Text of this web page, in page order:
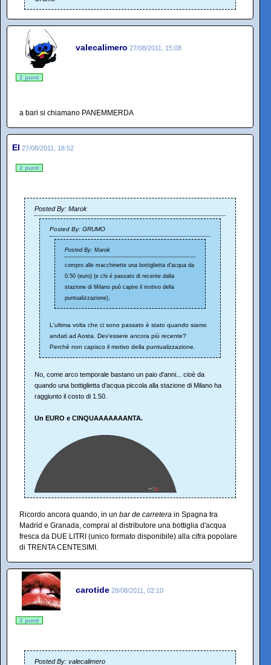
valecalimero 27/08/2011, 15:08
2 punti
a bari si chiamano PANEMMERDA
El 27/08/2011, 18:52
2 punti
Posted By: Marok
Posted By: GRUMO
Posted By: Marok
compro alle macchinette una bottiglietta d'acqua da
0.50 (euro) (e chi è passato di recente dalla
stazione di Milano può capire il motivo della
puntualizzazione),
L'ultima volta che ci sono passato è stato quando siamo
andati ad Aosta. Dev'essere ancora più recente?
Perché non capisco il motivo della puntualizzazione.
No, come arco temporale bastano un paio d'anni... cioè da
quando una bottiglietta d'acqua piccola alla stazione di Milano ha
raggiunto il costo di 1.50.
Un EURO e CINQUAAAAAAANTA.
Ricordo ancora quando, in un bar de carretera in Spagna tra
Madrid e Granada, comprai al distributore una bottiglia d'acqua
fresca da DUE LITRI (unico formato disponibile) alla cifra popolare
di TRENTA CENTESIMI.
carotide 28/08/2011, 02:10
2 punti
Posted By: valecalimero